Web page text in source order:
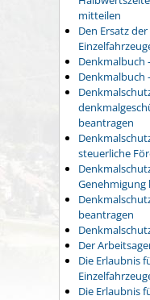
mitteilen
Den Ersatz
Denkmalbuch
Denkmalbuch
beantragen
steuerliche
Genehmigung
beantragen
Der
Die Erlaubnis
Die Erlaubnis